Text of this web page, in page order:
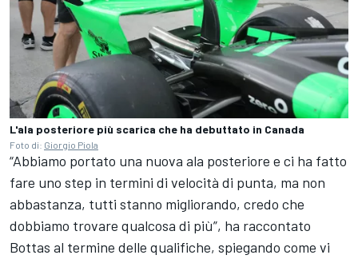
L'ala posteriore più scarica che ha debuttato in Canada
Foto di: Giorgio Piola
“Abbiamo portato una nuova ala posteriore e ci ha fatto
fare uno step in termini di velocità di punta, ma non
abbastanza, tutti stanno migliorando, credo che
dobbiamo trovare qualcosa di più”, ha raccontato
Bottas al termine delle qualifiche, spiegando come vi